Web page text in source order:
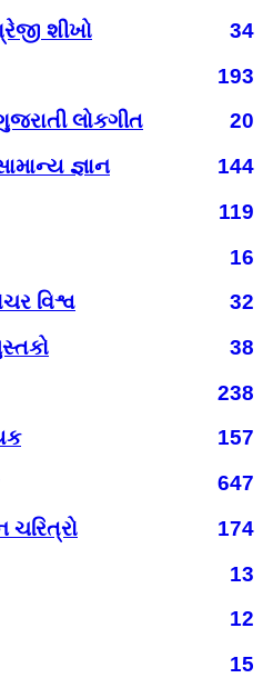
શીખો
34
193
લોકગીત
20
જ્ઞાન
144
119
16
વિશ્વ
32
38
238
157
647
174
13
12
15